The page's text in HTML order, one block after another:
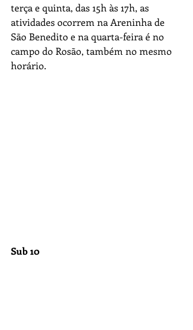
terça e quinta, das 15h às 17h, as
atividades ocorrem na Areninha de
São Benedito e na quarta-feira é no
campo do Rosão, também no mesmo
horário.
Sub 10